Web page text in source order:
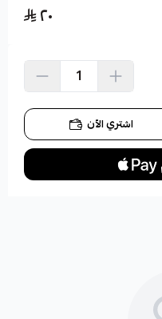
٢٠
اشتري الآن